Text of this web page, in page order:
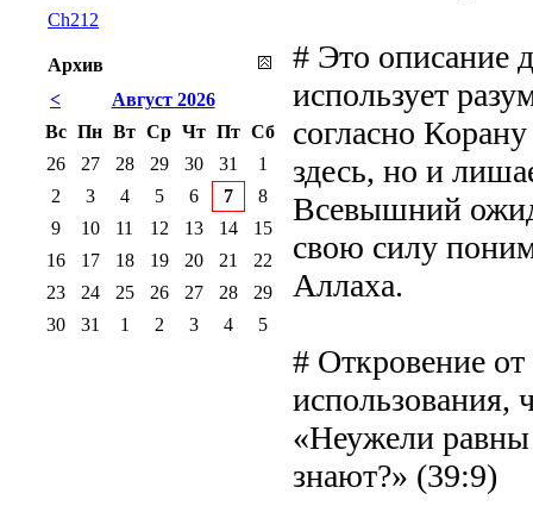
# Это описание
использует
согласно
здесь, но и
Всевышний
свою силу
Аллаха.
# Откровение
использования,
«Неужели равны
знают?» (39:9)
Ch212
Архив
<
Август 2026
Вс Пн Вт Ср Чт Пт Сб
26
27 28 29 30 31
1
2
3 4 5 6 7
8
9
10 11 12 13 14
15
16
17 18 19 20 21
22
23
24 25 26 27 28
29
30
31 1 2 3 4 5